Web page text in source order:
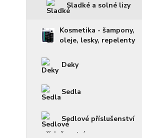
Sladké a solné lizy
Kosmetika - šampony,
oleje, lesky, repelenty
Deky
Sedla
Sedlové příslušenství